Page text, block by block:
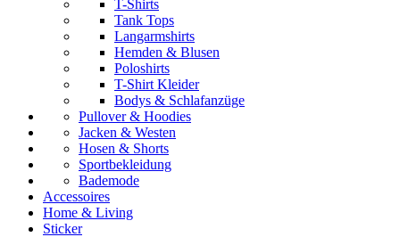
T-Shirts
Tank Tops
Langarmshirts
Hemden & Blusen
Poloshirts
T-Shirt Kleider
Bodys & Schlafanzüge
Pullover & Hoodies
Jacken & Westen
Hosen & Shorts
Sportbekleidung
Bademode
Accessoires
Home & Living
Sticker